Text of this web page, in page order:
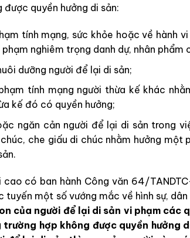
quyền hưởng di sản:
tính mạng, sức khỏe hoặc về hành
nghiêm trọng danh dự, nhân phẩm
dưỡng người để lại di sản;
tính mạng người thừa kế khác
kế đó có quyền hưởng;
ngăn cản người để lại di sản trong
che giấu di chúc nhằm hưởng một
có ban hành Công văn 64/
một số vướng mắc về hình sự, dân
của người để lại di sản vi phạm các
hợp không được quyền hưởng